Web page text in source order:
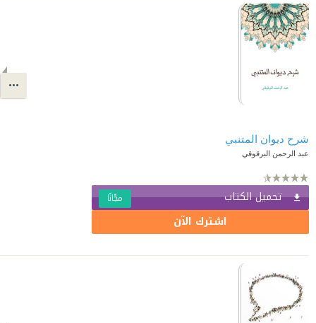
شرح ديوان المتنبي
عبد الرحمن البرقوقي
تحميل الكتاب مجّانًا
اشترك الآن